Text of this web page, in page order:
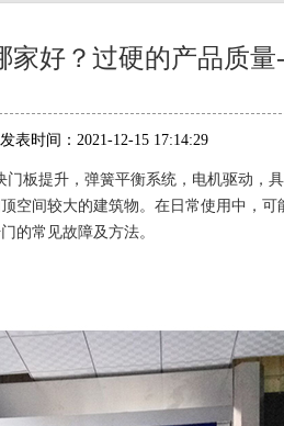
家好？过硬的产品质量
发表时间： 2021-12-15 17:14:29
门板提升，弹簧平衡系统，电机驱动，
空间较大的建筑物。在日常使用中，
的常见故障及方法。